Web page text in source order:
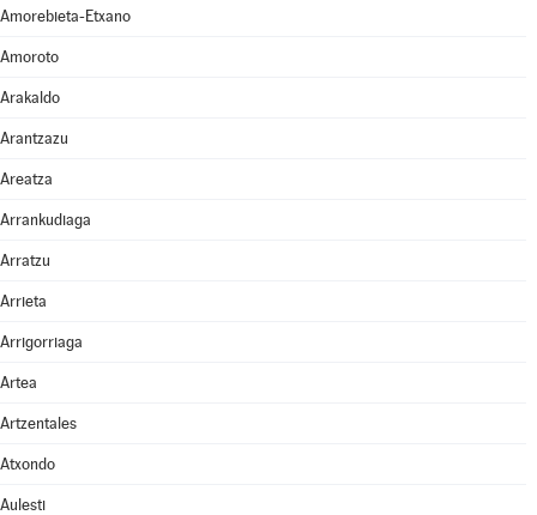
Amorebieta-Etxano
Amoroto
Arakaldo
Arantzazu
Areatza
Arrankudiaga
Arratzu
Arrieta
Arrigorriaga
Artea
Artzentales
Atxondo
Aulesti